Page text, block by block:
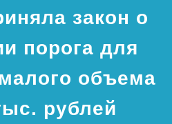
закон о
порога для
объема
рублей